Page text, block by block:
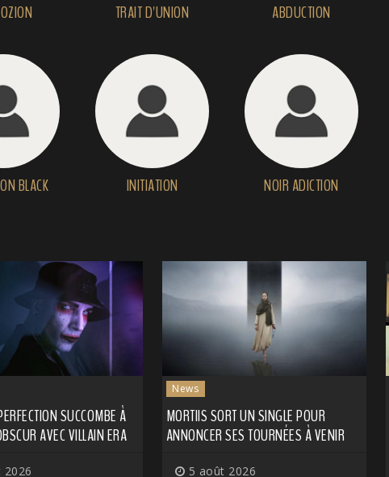
TRAIT D'UNION ABDUCTION
BLACK INITIATION NOIR ADICTION
SUCCOMBE À
AVEC VILLAIN ERA
2026
News
MORTIIS SORT UN SINGLE POUR
ANNONCER SES TOURNÉES À VENIR
5 août 2026